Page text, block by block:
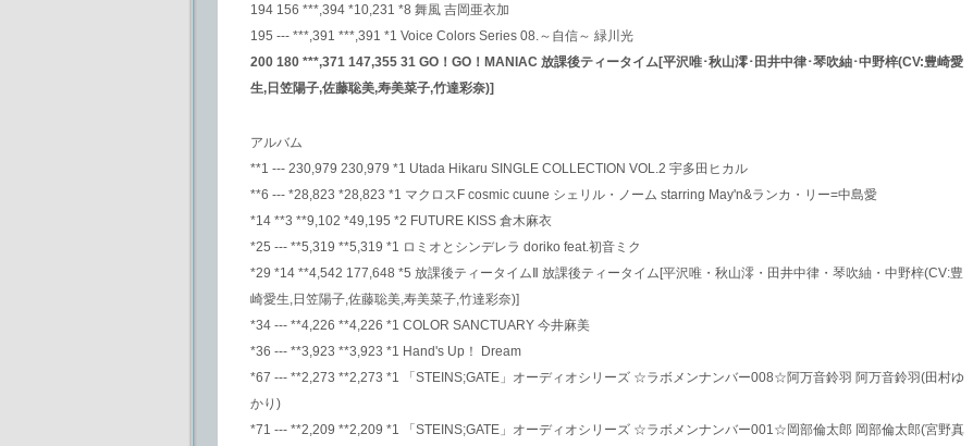
194 156 ***,394 *10,231 *8 舞風 吉岡亜衣加
195 --- ***,391 ***,391 *1 Voice Colors Series 08.～自信～ 緑川光
200 180 ***,371 147,355 31 GO！GO！MANIAC 放課後ティータイム[平沢唯･秋山澪･田井中律･琴吹紬･中野梓(CV:豊崎愛
生,日笠陽子,佐藤聡美,寿美菜子,竹達彩奈)]
アルバム
**1 --- 230,979 230,979 *1 Utada Hikaru SINGLE COLLECTION VOL.2 宇多田ヒカル
**6 --- *28,823 *28,823 *1 マクロスF cosmic cuune シェリル・ノーム starring May'n&ランカ・リー=中島愛
*14 **3 **9,102 *49,195 *2 FUTURE KISS 倉木麻衣
*25 --- **5,319 **5,319 *1 ロミオとシンデレラ doriko feat.初音ミク
*29 *14 **4,542 177,648 *5 放課後ティータイムⅡ 放課後ティータイム[平沢唯・秋山澪・田井中律・琴吹紬・中野梓(CV:豊
崎愛生,日笠陽子,佐藤聡美,寿美菜子,竹達彩奈)]
*34 --- **4,226 **4,226 *1 COLOR SANCTUARY 今井麻美
*36 --- **3,923 **3,923 *1 Hand's Up！ Dream
*67 --- **2,273 **2,273 *1 「STEINS;GATE」オーディオシリーズ ☆ラボメンナンバー008☆阿万音鈴羽 阿万音鈴羽(田村ゆ
かり)
*71 --- **2,209 **2,209 *1 「STEINS;GATE」オーディオシリーズ ☆ラボメンナンバー001☆岡部倫太郎 岡部倫太郎(宮野真